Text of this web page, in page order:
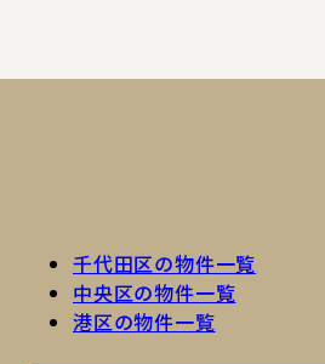
千代田区の物件一覧
中央区の物件一覧
港区の物件一覧